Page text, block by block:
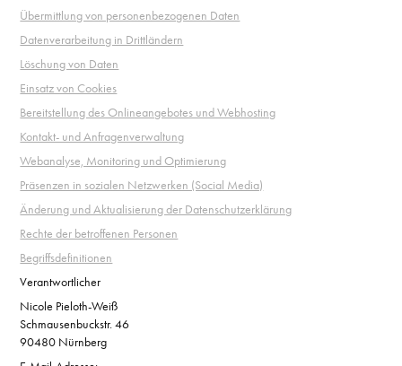
Übermittlung von personenbezogenen Daten
Datenverarbeitung in Drittländern
Löschung von Daten
Einsatz von Cookies
Bereitstellung des Onlineangebotes und Webhosting
Kontakt- und Anfragenverwaltung
Webanalyse, Monitoring und Optimierung
Präsenzen in sozialen Netzwerken (Social Media)
Änderung und Aktualisierung der Datenschutzerklärung
Rechte der betroffenen Personen
Begriffsdefinitionen
Verantwortlicher
Nicole Pieloth-Weiß
Schmausenbuckstr. 46
90480 Nürnberg